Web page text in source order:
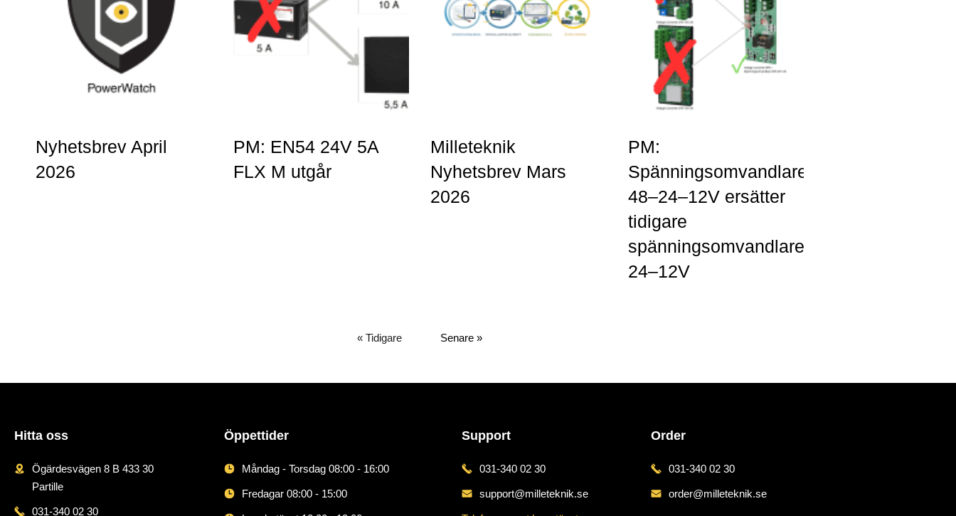
Nyhetsbrev April
2026
PM: EN54 24V 5A
FLX M utgår
Milleteknik
Nyhetsbrev Mars
2026
PM:
Spänningsomvandlare
48–24–12V ersätter
tidigare
spänningsomvandlare
24–12V
« Tidigare Senare »
Hitta oss
Ögärdesvägen 8 B 433 30
Partille
031-340 02 30
Öppettider
Måndag - Torsdag 08:00 - 16:00
Fredagar 08:00 - 15:00
Support
031-340 02 30
support@milleteknik.se
Order
031-340 02 30
order@milleteknik.se